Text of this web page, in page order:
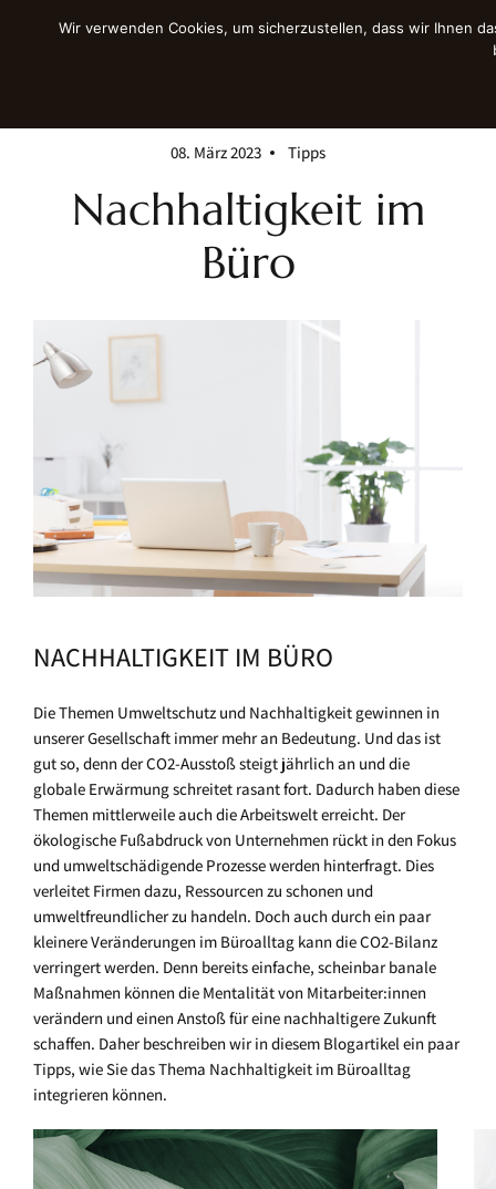
08. März 2023 Tipps
Nachhaltigkeit im
Büro
NACHHALTIGKEIT IM BÜRO
Die Themen Umweltschutz und Nachhaltigkeit gewinnen in
unserer Gesellschaft immer mehr an Bedeutung. Und das ist
gut so, denn der CO2-Ausstoß steigt jährlich an und die
globale Erwärmung schreitet rasant fort. Dadurch haben diese
Themen mittlerweile auch die Arbeitswelt erreicht. Der
ökologische Fußabdruck von Unternehmen rückt in den Fokus
und umweltschädigende Prozesse werden hinterfragt. Dies
verleitet Firmen dazu, Ressourcen zu schonen und
umweltfreundlicher zu handeln. Doch auch durch ein paar
kleinere Veränderungen im Büroalltag kann die CO2-Bilanz
verringert werden. Denn bereits einfache, scheinbar banale
Maßnahmen können die Mentalität von Mitarbeiter:innen
verändern und einen Anstoß für eine nachhaltigere Zukunft
schaffen. Daher beschreiben wir in diesem Blogartikel ein paar
Tipps, wie Sie das Thema Nachhaltigkeit im Büroalltag
integrieren können.
Wir verwenden Cookies, um sicherzustellen, dass wir Ihnen